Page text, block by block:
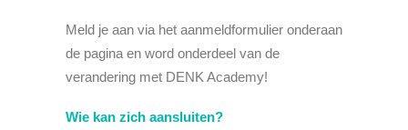
Meld je aan via het aanmeldformulier onderaan
de pagina en word onderdeel van de
verandering met DENK Academy!
Wie kan zich aansluiten?